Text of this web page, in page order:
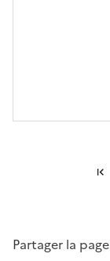
Partager la page